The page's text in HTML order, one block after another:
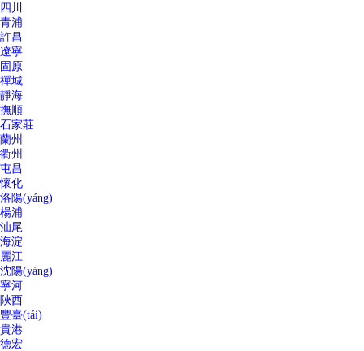
四川
青浦
許昌
遼寧
固原
禪城
靜海
撫順
石家莊
蘭州
衢州
屯昌
懷化
洛陽(yáng)
楊浦
汕尾
海淀
麗江
沈陽(yáng)
寧河
陜西
豐臺(tái)
貴港
德宏